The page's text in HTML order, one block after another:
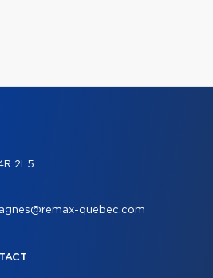
2L5
quebec.com